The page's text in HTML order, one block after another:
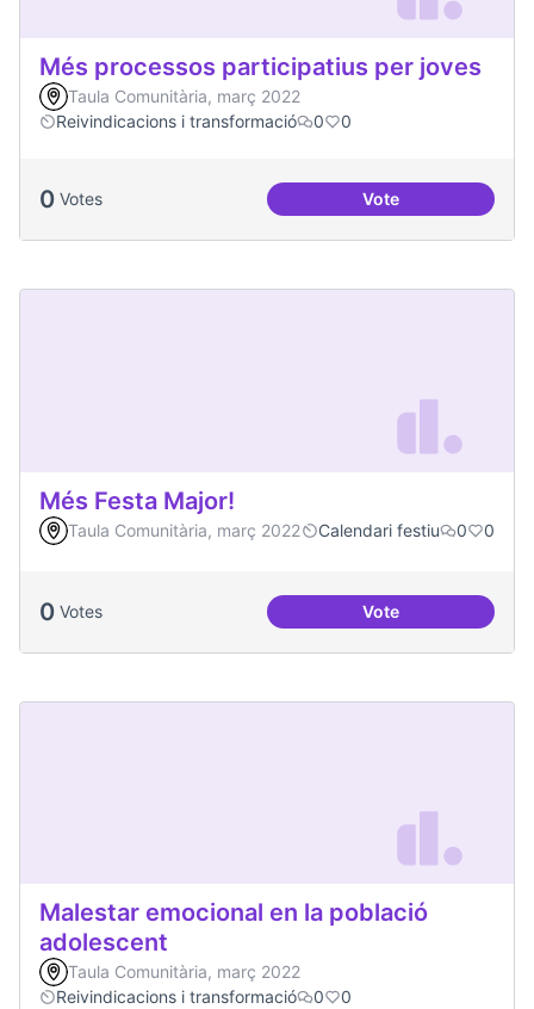
Més processos participatius per joves
Taula Comunitària, març 2022
Reivindicacions i transformació
0 0
0 Votes VoteMés processos
Més Festa Major!
Taula Comunitària, març 2022 Calendari festiu 0 0
0 Votes VoteMés Festa Major!
Malestar emocional en la població
adolescent
Taula Comunitària, març 2022
Reivindicacions i transformació
0 0